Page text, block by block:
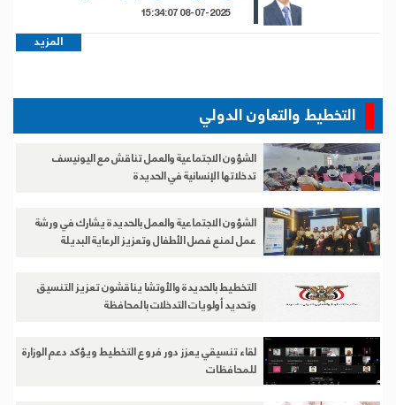
المزيد
التخطيط والتعاون الدولي
الشؤون الاجتماعية والعمل تناقش مع اليونيسف
تدخلاتها الإنسانية في الحديدة
الشؤون الاجتماعية والعمل بالحديدة يشارك في ورشة
عمل لمنع فصل الأطفال وتعزيز الرعاية البديلة
التخطيط بالحديدة والأوتشا يناقشون تعزيز التنسيق
وتحديد أولويات التدخلات بالمحافظة
لقاء تنسيقي يعزز دور فروع التخطيط ويؤكد دعم الوزارة
للمحافظات